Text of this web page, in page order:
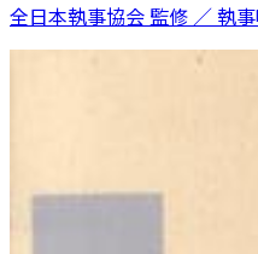
全日本執事協会 監修 ／ 執